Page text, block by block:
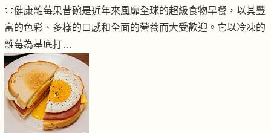
📜健康雜莓果昔碗是近年來風靡全球的超級食物早餐，以其豐
富的色彩、多樣的口感和全面的營養而大受歡迎。它以冷凍的
雜莓為基底打…